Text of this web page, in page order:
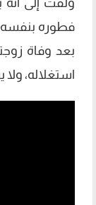
فطوره بنفسه،
بعد وفاة
استغلاله، ولا